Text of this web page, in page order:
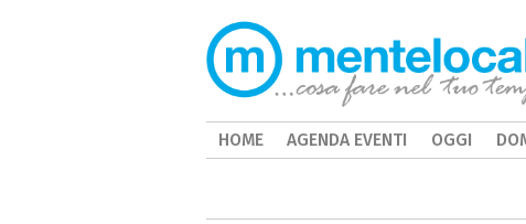
HOME AGENDA EVENTI OGGI